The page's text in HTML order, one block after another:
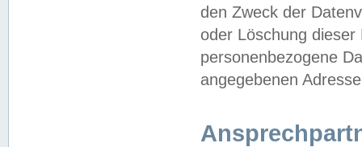
den Zweck der
oder Löschung
personenbezogene
angegebenen